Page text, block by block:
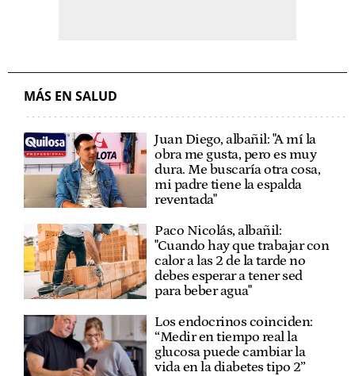
MÁS EN SALUD
Juan Diego, albañil: "A mí la
obra me gusta, pero es muy
dura. Me buscaría otra cosa,
mi padre tiene la espalda
reventada"
Paco Nicolás, albañil:
"Cuando hay que trabajar con
calor a las 2 de la tarde no
debes esperar a tener sed
para beber agua"
Los endocrinos coinciden:
“Medir en tiempo real la
glucosa puede cambiar la
vida en la diabetes tipo 2”